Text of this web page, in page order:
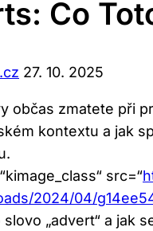
Co
27. 10. 2025
občas zmatete při
kontextu a jak
src=“
2024/04/
slovo „advert“ a jak